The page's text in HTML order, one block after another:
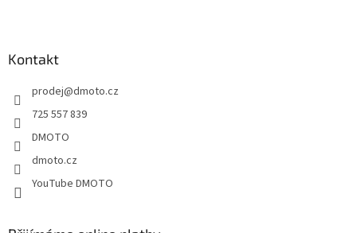
Kontakt
prodej@dmoto.cz
725 557 839
DMOTO
dmoto.cz
YouTube DMOTO